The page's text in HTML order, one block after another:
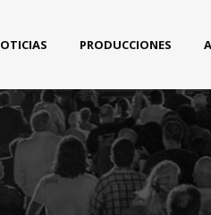
PRODUCCIONES